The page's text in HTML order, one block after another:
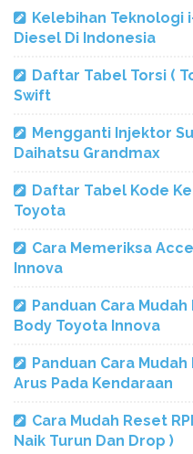
Kelebihan Teknologi
Diesel Di Indonesia
Daftar Tabel Torsi (
Swift
Mengganti Injektor
Daihatsu Grandmax
Daftar Tabel Kode
Toyota
Cara Memeriksa
Innova
Panduan Cara
Body Toyota Innova
Panduan Cara
Arus Pada Kendaraan
Cara Mudah Reset
Naik Turun Dan Drop )